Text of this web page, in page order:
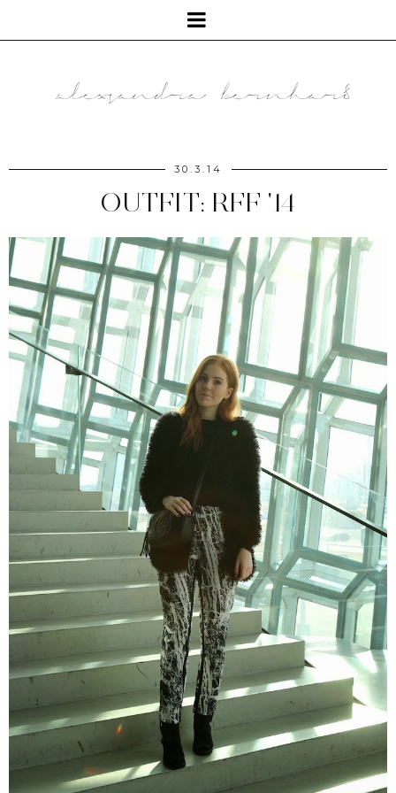
30.3.14
OUTFIT: RFF '14